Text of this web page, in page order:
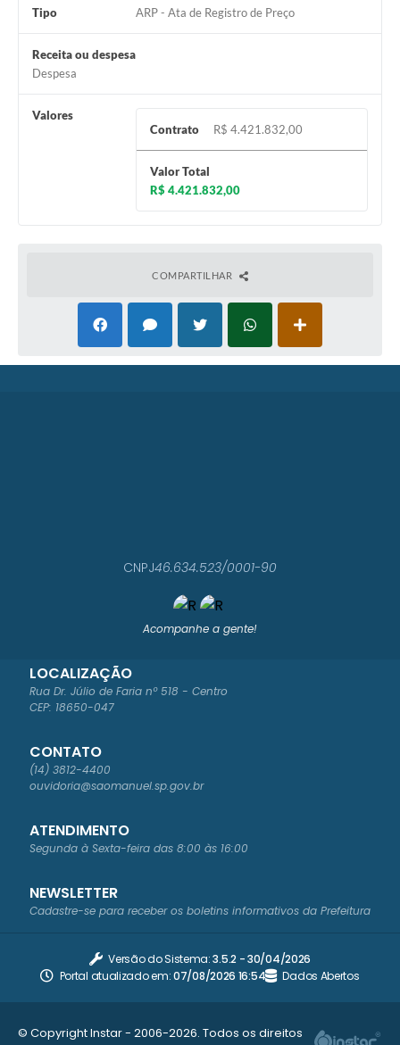
Tipo ARP - Ata de Registro de Preço
Receita ou despesa
Despesa
Valores
Contrato
R$ 4.421.832,00
Valor Total
R$ 4.421.832,00
COMPARTILHAR
Acompanhe a gente!
LOCALIZAÇÃO
Rua Dr. Júlio de Faria nº 518 - Centro
CEP: 18650-047
CONTATO
(14) 3812-4400
ouvidoria@saomanuel.sp.gov.br
ATENDIMENTO
Segunda à Sexta-feira das 8:00 às 16:00
CNPJ46.634.523/0001-90
NEWSLETTER
Cadastre-se para receber os boletins informativos da Prefeitura
Versão do Sistema:3.5.2 - 30/04/2026
Portal atualizado em:07/08/2026 16:54 Dados Abertos
© Copyright Instar - 2006-2026. Todos os direitos